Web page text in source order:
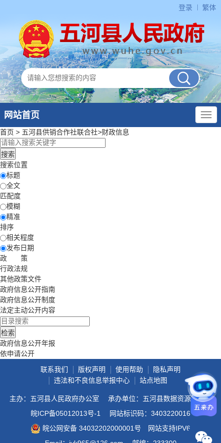
登录 繁体
网站首页
首页 > 五河县供销合作社联合社>财政信息
搜索位置
标题
全文
匹配度
模糊
精准
排序
相关程度
发布日期
政 策
行政法规
其他政策文件
政府信息公开指南
政府信息公开制度
法定主动公开内容
政府信息公开年报
依申请公开
联系我们
版权声明 使用帮助
隐私声明
违法和不良信息举报中心
站点地图
主办：五河县人民政府办公室
承办单位：五河县数据资源管理局
皖ICP备05012013号-1
网站标识码：3403220016
皖公网安备 34032202000001号
网站支持IPV6